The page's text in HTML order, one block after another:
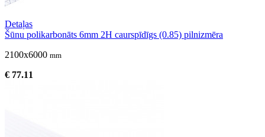
Detaļas
Šūnu polikarbonāts 6mm 2H caurspīdīgs (0.85) pilnizmēra
2100x6000 mm
€ 77.11